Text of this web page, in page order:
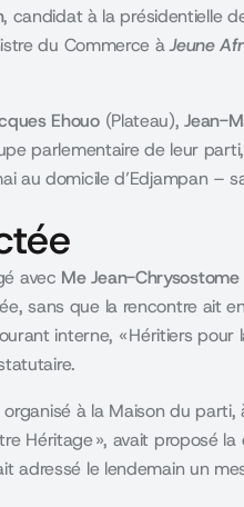
, candidat à la présidentielle
du Commerce àJeune
Ehouo(Plateau),Jean-
parlementaire de leur
au domicile d’Edjampan –
avec Me Jean-Chrysostome
sans que la rencontre ait
interne, « Héritiers pour
à la Maison du
Héritage », avait proposé
adressé le lendemain un